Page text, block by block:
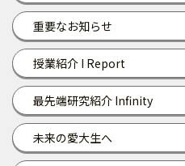
重要なお知らせ
授業紹介 I Report
最先端研究紹介 Infinity
未来の愛大生へ